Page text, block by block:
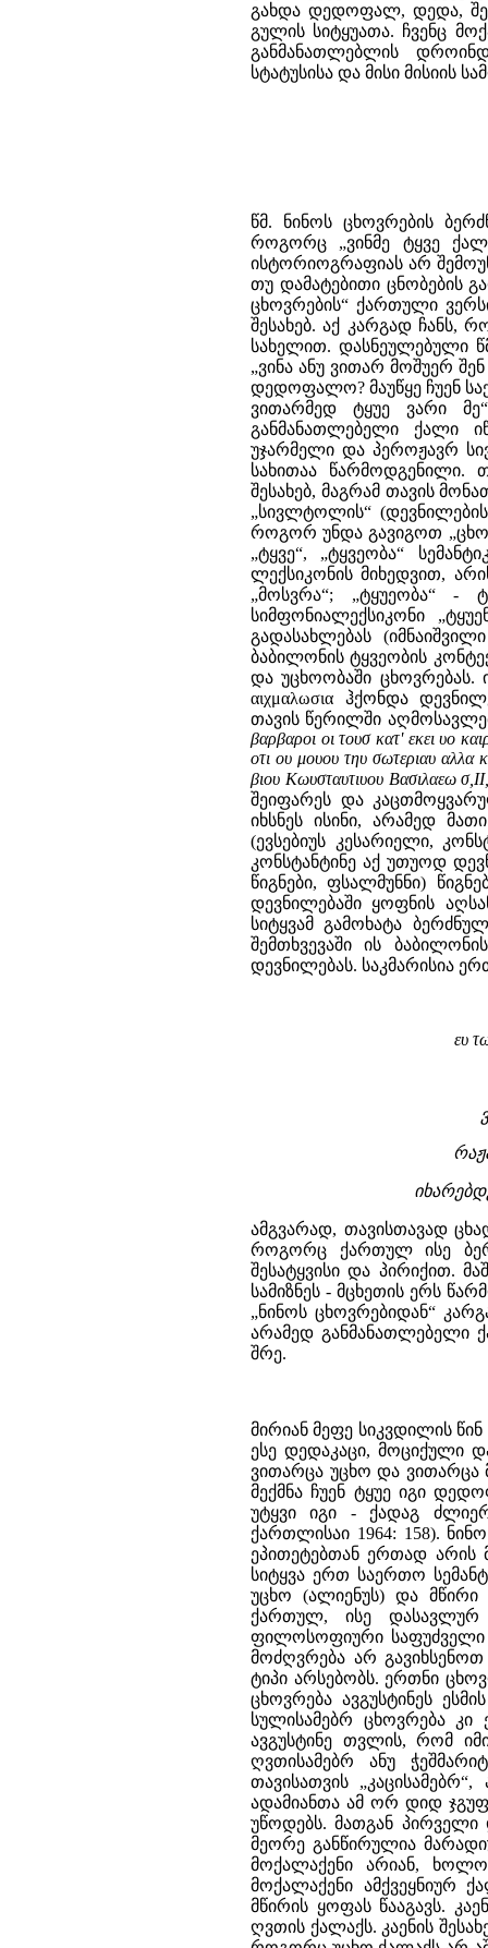
გახდა დედოფალ, დედა,
გულის სიტყუათა. ჩვენც
განმანათლებლის
სტატუსისა და მისი მისიის
წმ. ნინოს ცხოვრების
როგორც „ვინმე ტყვე
ისტორიოგრაფიას არ
თუ დამატებითი ცნობების
ცხოვრების“ ქართული
შესახებ. აქ კარგად ჩანს,
სახელით. დასნეულებული
„ვინა ანუ ვითარ მოშუერ
დედოფალო? მაუწყე ჩუენ
ვითარმედ ტყუე ვარი
განმანათლებელი ქალი
უჯარმელი და პეროჟავრ
სახითაა წარმოდგენილი.
შესახებ, მაგრამ თავის
„სივლტოლის“
როგორ უნდა გავიგოთ
„ტყვე“, „ტყვეობა“
ლექსიკონის მიხედვით,
„მოსვრა“; „ტყუეობა“ -
სიმფონიალექსიკონი
გადასახლებას
ბაბილონის ტყვეობის
და უცხოობაში ცხოვრებას.
αιχμαλωσια ჰქონდა
თავის წერილში
βαρβαροι οι τουσ κατ' εκει υο
οτι ου μουου τηυ σωτεριαυ αλλα
βιου Κωυσταυτιυου Βασιλαεω
შეიფარეს და
იხსნეს ისინი, არამედ
(ევსებიუს კესარიელი,
კონსტანტინე აქ უთუოდ
წიგნები, ფსალმუნნი)
დევნილებაში ყოფნის
სიტყვამ გამოხატა
შემთხვევაში ის
დევნილებას. საკმარისია
ευ
ამგვარად, თავისთავად
როგორც ქართულ ისე
შესატყვისი და პირიქით.
სამიზნეს - მცხეთის ერს
„ნინოს ცხოვრებიდან“
არამედ განმანათლებელი
შრე.
მირიან მეფე სიკვდილის
ესე დედაკაცი, მოციქული
ვითარცა უცხო და ვითარცა
მექმნა ჩუენ ტყუე იგი
უტყვი იგი - ქადაგ
ქართლისაი 1964: 158).
ეპითეტებთან ერთად არის
სიტყვა ერთ საერთო
უცხო (ალიენუს) და მწირი
ქართულ, ისე დასავლურ
ფილოსოფიური საფუძველი
მოძღვრება არ
ტიპი არსებობს. ერთნი
ცხოვრება ავგუსტინეს
სულისამებრ ცხოვრება
ავგუსტინე თვლის, რომ
ღვთისამებრ ანუ
თავისათვის
ადამიანთა ამ ორ დიდ
უწოდებს. მათგან
მეორე განწირულია
მოქალაქენი არიან,
მოქალაქენი ამქვეყნიურ
მწირის ყოფას წააგავს.
ღვთის ქალაქს. კაენის